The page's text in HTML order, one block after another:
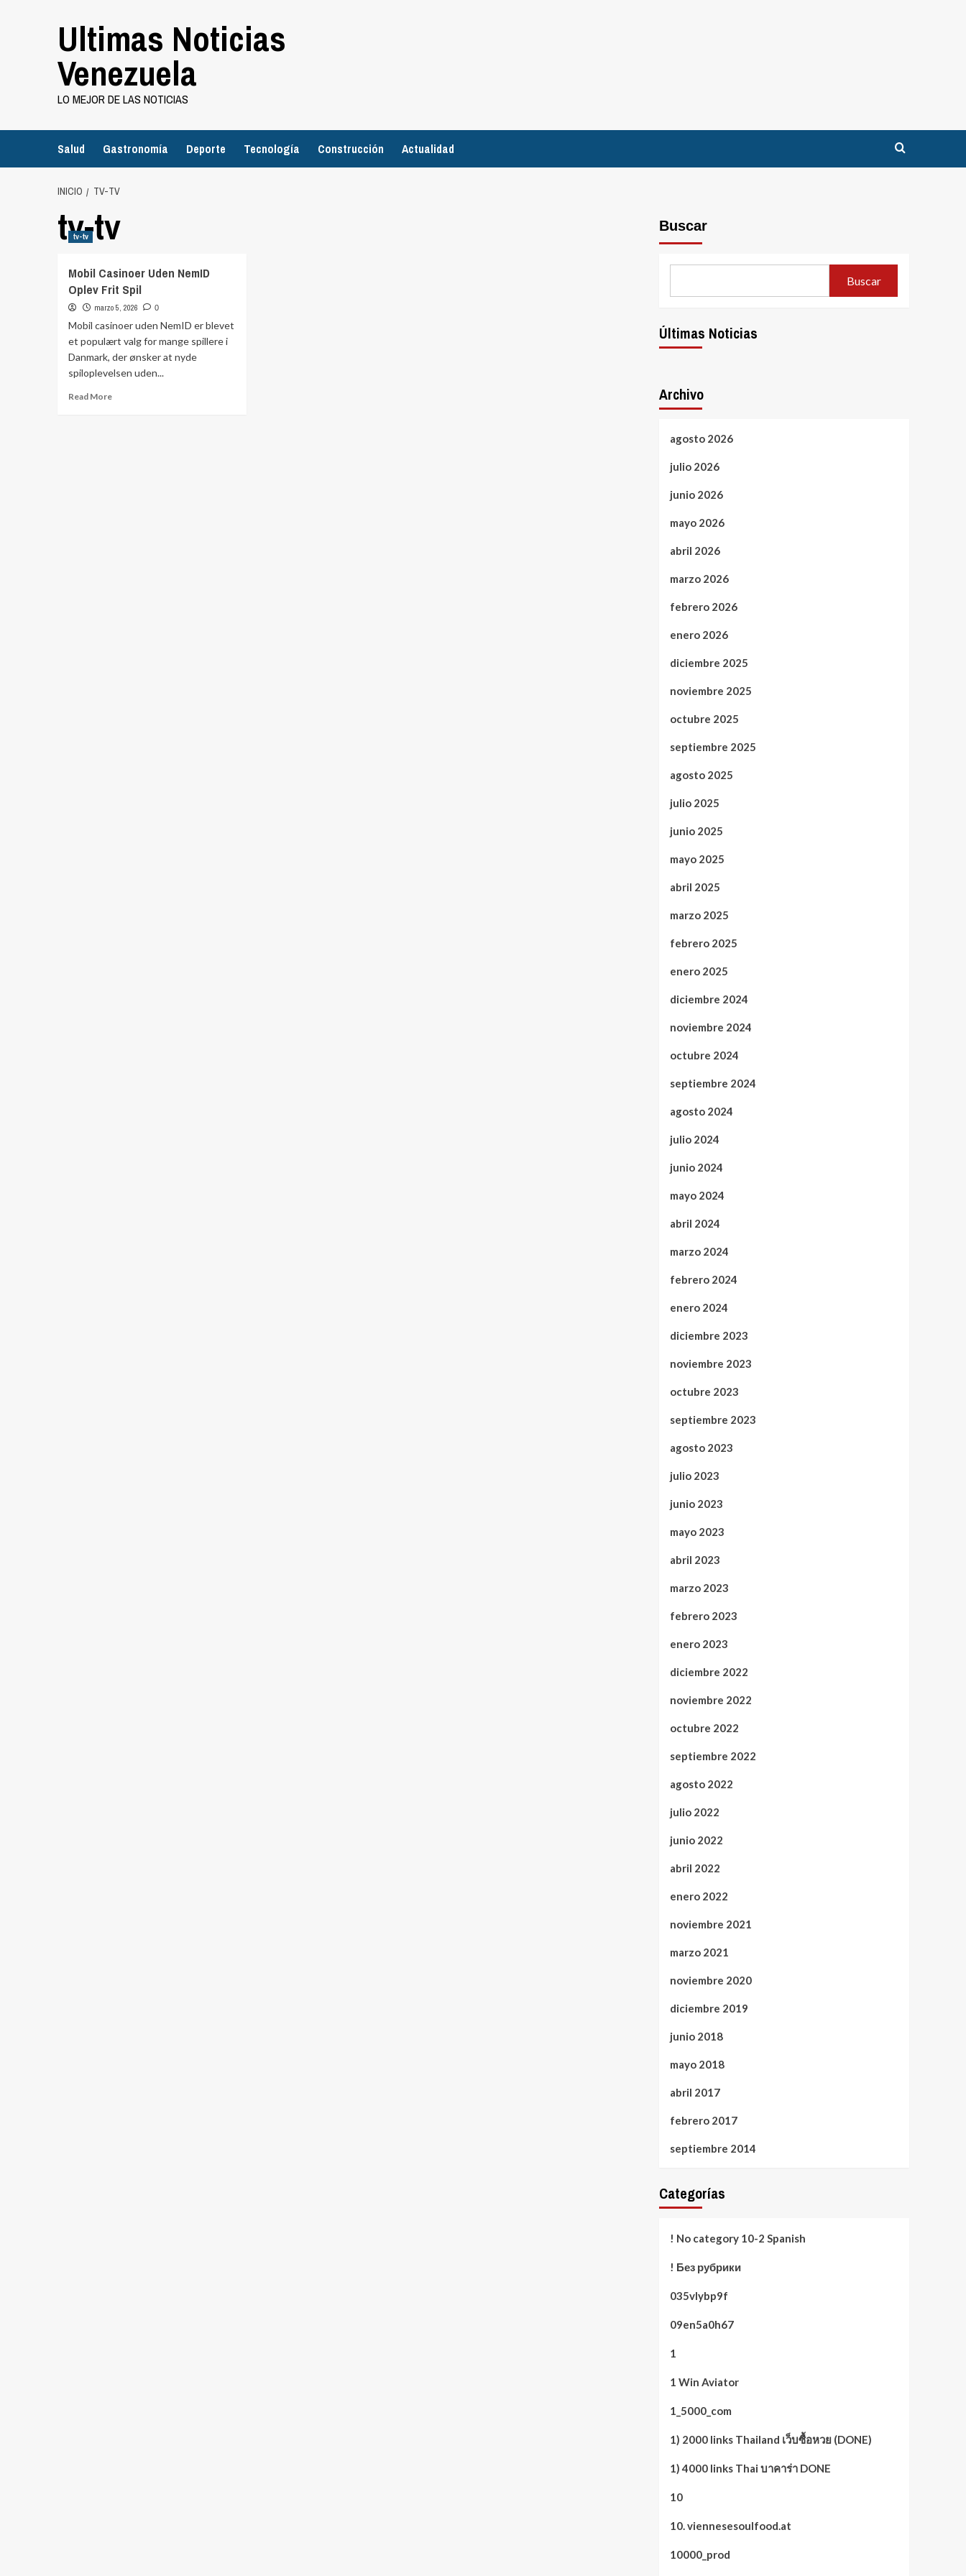
Ultimas Noticias
Venezuela
LO MEJOR DE LAS NOTICIAS
Salud Gastronomía Deporte Tecnología Construcción Actualidad
INICIO TV-TV
tv-tv
tv-tv
Mobil Casinoer Uden NemID
Oplev Frit Spil
marzo 5, 2026 0
Mobil casinoer uden NemID er blevet
et populært valg for mange spillere i
Danmark, der ønsker at nyde
spiloplevelsen uden...
Read MoreRead
Buscar
Buscar
Últimas Noticias
Archivo
agosto 2026
julio 2026
junio 2026
mayo 2026
abril 2026
marzo 2026
febrero 2026
enero 2026
diciembre 2025
noviembre 2025
octubre 2025
septiembre 2025
agosto 2025
julio 2025
junio 2025
mayo 2025
abril 2025
marzo 2025
febrero 2025
enero 2025
diciembre 2024
noviembre 2024
octubre 2024
septiembre 2024
agosto 2024
julio 2024
junio 2024
mayo 2024
abril 2024
marzo 2024
febrero 2024
enero 2024
diciembre 2023
noviembre 2023
octubre 2023
septiembre 2023
agosto 2023
julio 2023
junio 2023
mayo 2023
abril 2023
marzo 2023
febrero 2023
enero 2023
diciembre 2022
noviembre 2022
octubre 2022
septiembre 2022
agosto 2022
julio 2022
junio 2022
abril 2022
enero 2022
noviembre 2021
marzo 2021
noviembre 2020
diciembre 2019
junio 2018
mayo 2018
abril 2017
febrero 2017
septiembre 2014
Categorías
! No category 10-2 Spanish
! Без рубрики
035vlybp9f
09en5a0h67
1
1 Win Aviator
1_5000_com
1) 2000 links Thailand เว็บซื้อหวย (DONE)
1) 4000 links Thai บาคาร่า DONE
10
10. viennesesoulfood.at
10000_prod